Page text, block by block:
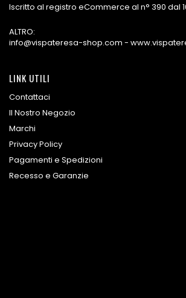
Iscritto al registro eCommerce al n° 390 dal
ALTRO:
info@vispateresa-shop.com -
LINK UTILI
Contattaci
Il Nostro Negozio
Marchi
Privacy Policy
Pagamenti e Spedizioni
Recesso e Garanzie